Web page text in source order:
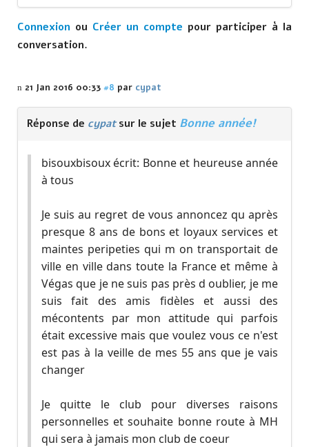
Connexion ou Créer un compte pour participer à la
conversation.
21 Jan 2016 00:33 #8 par cypat
Réponse de cypatsur le sujet Bonne année!
bisouxbisoux écrit: Bonne et heureuse année
à tous
Je suis au regret de vous annoncez qu après
presque 8 ans de bons et loyaux services et
maintes peripeties qui m on transportait de
ville en ville dans toute la France et même à
Végas que je ne suis pas près d oublier, je me
suis fait des amis fidèles et aussi des
mécontents par mon attitude qui parfois
était excessive mais que voulez vous ce n'est
est pas à la veille de mes 55 ans que je vais
changer
Je quitte le club pour diverses raisons
personnelles et souhaite bonne route à MH
qui sera à jamais mon club de coeur